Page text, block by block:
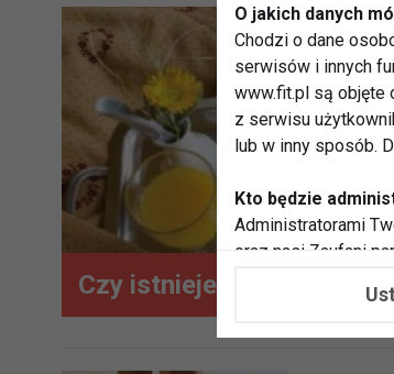
Czy istnieje dieta
O jakich danych
Chodzi o dane
serwisów i innych
www.fit.pl są objęte
z serwisu
lub w inny sposób.
Kto będzie
Administratorami
oraz nasi Zaufani
potrzeb i